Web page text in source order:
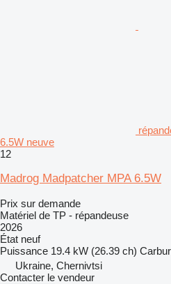
6.5W neuve
12
Madrog Madpatcher MPA 6.5W
Prix sur demande
Matériel de TP - répandeuse
2026
État neuf
Puissance 19.4 kW (26.39 ch)
Ukraine, Chernivtsi
Contacter le vendeur